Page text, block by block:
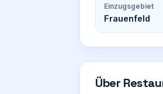
Einzugsgebiet
Frauenfeld
Über